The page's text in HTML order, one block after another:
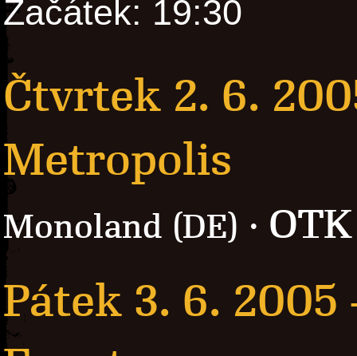
Začátek: 19:30
Čtvrtek 2. 6.
Metropolis
Monoland (DE) · OTK
Pátek 3. 6. 2005